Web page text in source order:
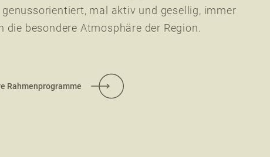
mal aktiv und gesellig, immer
die besondere Atmosphäre der Region.
Rahmenprogramme